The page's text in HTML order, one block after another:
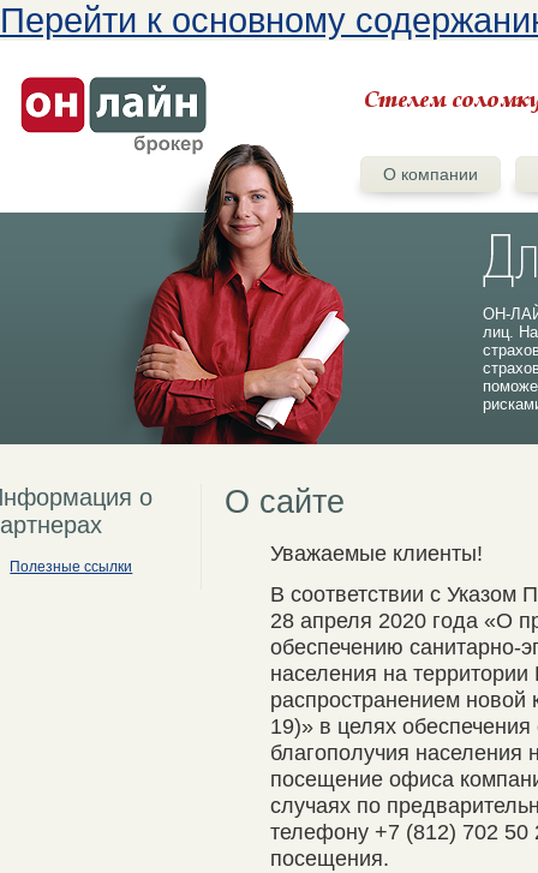
Перейти к основному
О компании
ОН-
лиц.
о
Полезные ссылки
О сайте
Уважаемые клиенты!
В соответствии с Указом
28 апреля 2020 года «О
обеспечению санитарно-
населения на
распространением новой
19)» в целях
благополучия населения
посещение офиса
случаях по
телефону +7 (812) 702 50
посещения.